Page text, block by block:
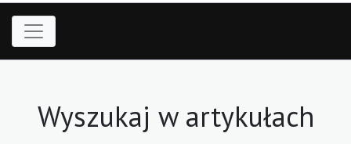
Wyszukaj w artykułach